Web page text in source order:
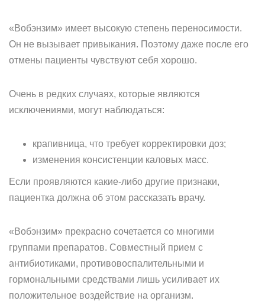
«Вобэнзим» имеет высокую степень переносимости.
Он не вызывает привыкания. Поэтому даже после его
отмены пациенты чувствуют себя хорошо.
Очень в редких случаях, которые являются
исключениями, могут наблюдаться:
крапивница, что требует корректировки доз;
изменения консистенции каловых масс.
Если проявляются какие-либо другие признаки,
пациентка должна об этом рассказать врачу.
«Вобэнзим» прекрасно сочетается со многими
группами препаратов. Совместный прием с
антибиотиками, противовоспалительными и
гормональными средствами лишь усиливает их
положительное воздействие на организм.